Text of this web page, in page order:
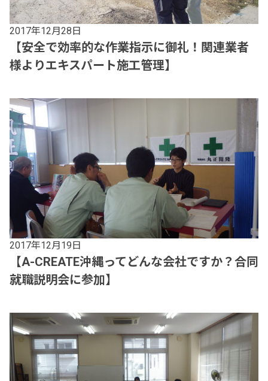
2017年12月28日
【安全で効率的な作業指示に御礼！関連業者
様よりエキスパート施工管理】
2017年12月19日
【A-CREATE沖縄ってどんな会社ですか？合同
就職説明会に参加】